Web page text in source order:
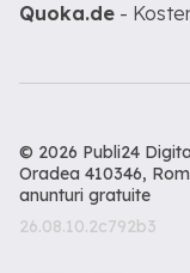
Quoka.de -
© 2026 Publi24
Oradea 410346,
anunturi gratuite
26.08.10.2c792b3